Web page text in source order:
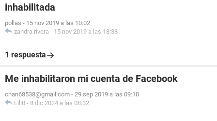
inhabilitada
pollas - 15 nov 2019 a las 10:02
zandra.rivera - 15 nov 2019 a las 18:38
1 respuesta
Me inhabilitaron mi cuenta de Facebook
chan68538@gmail.com - 29 sep 2019 a las 09:10
Lili0 - 8 dic 2024 a las 08:32